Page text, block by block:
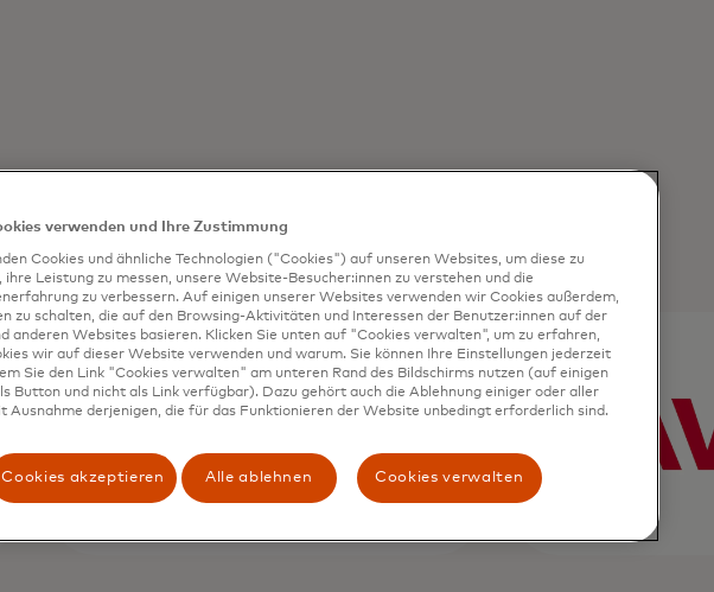
verwenden und Ihre Zustimmung
Cookies und ähnliche Technologien ("Cookies") auf unseren Websites, um diese zu
ihre Leistung zu messen, unsere Website-Besucher:innen zu verstehen und die
zu verbessern. Auf einigen unserer Websites verwenden wir Cookies außerdem,
zu schalten, die auf den Browsing-Aktivitäten und Interessen der Benutzer:innen auf der
anderen Websites basieren. Klicken Sie unten auf "Cookies verwalten", um zu erfahren,
wir auf dieser Website verwenden und warum. Sie können Ihre Einstellungen jederzeit
Sie den Link "Cookies verwalten" am unteren Rand des Bildschirms nutzen (auf einigen
Button und nicht als Link verfügbar). Dazu gehört auch die Ablehnung einiger oder aller
Ausnahme derjenigen, die für das Funktionieren der Website unbedingt erforderlich sind.
Cookies akzeptieren Alle ablehnen Cookies verwalten